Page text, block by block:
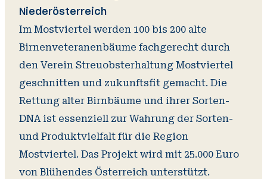
Niederösterreich
Im Mostviertel werden 100 bis 200 alte
Birnenveteranenbäume fachgerecht durch
den Verein Streuobsterhaltung Mostviertel
geschnitten und zukunftsfit gemacht. Die
Rettung alter Birnbäume und ihrer Sorten-
DNA ist essenziell zur Wahrung der Sorten-
und Produktvielfalt für die Region
Mostviertel. Das Projekt wird mit 25.000 Euro
von Blühendes Österreich unterstützt.